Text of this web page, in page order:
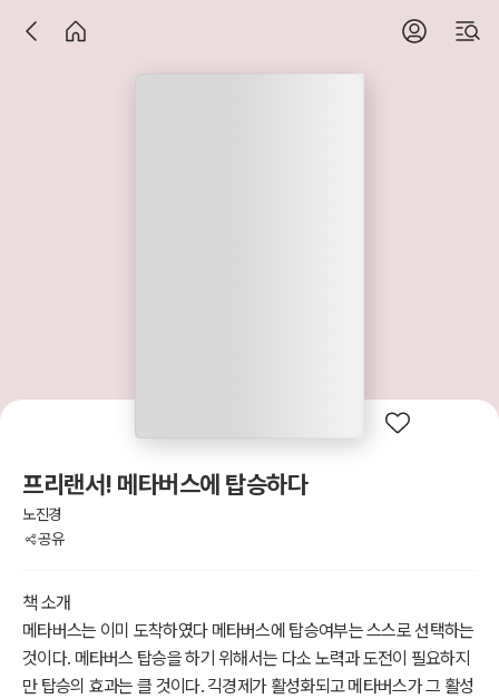
프리랜서! 메타버스에 탑승하다
노진경
공유
책 소개
메타버스는 이미 도착하였다 메타버스에 탑승여부는 스스로 선택하는
것이다. 메타버스 탑승을 하기 위해서는 다소 노력과 도전이 필요하지
만 탑승의 효과는 클 것이다. 긱경제가 활성화되고 메타버스가 그 활성